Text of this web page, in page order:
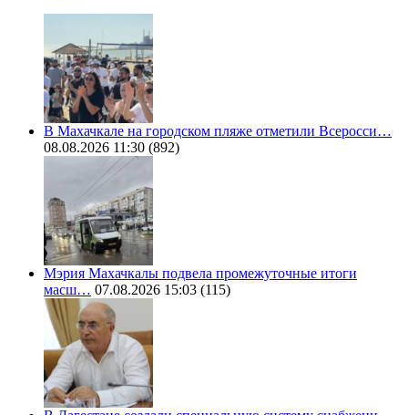
В Махачкале на городском пляже отметили Всеросси…
08.08.2026 11:30 (892)
Мэрия Махачкалы подвела промежуточные итоги
масш… 07.08.2026 15:03 (115)